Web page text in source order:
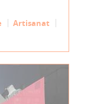
Artisanat